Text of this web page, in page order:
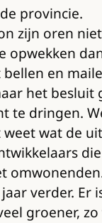
provincie.
zijn oren
en
het besluit
te dringen.
wat de
verder. Er
groener,